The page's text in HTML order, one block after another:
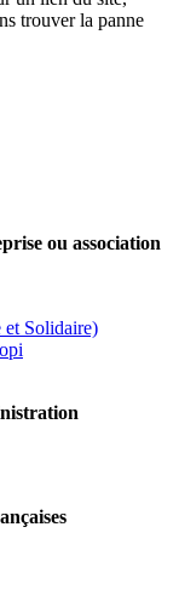
trouver la panne
ou association
et Solidaire)